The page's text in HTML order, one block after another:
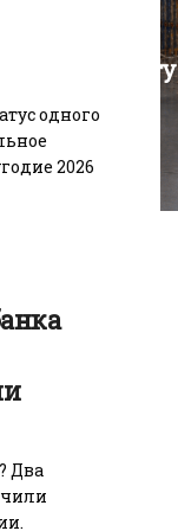
одного
2026
Два
начал охоту